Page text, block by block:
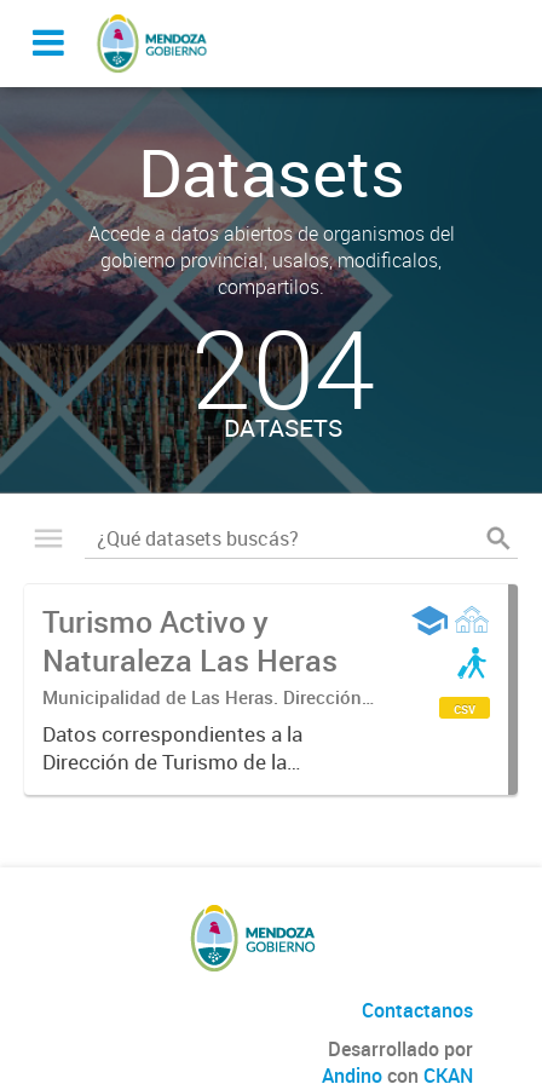
Datasets
Accede a datos abiertos de organismos del
gobierno provincial, usalos, modificalos,
compartilos.
204
DATASETS
Turismo Activo y
Naturaleza Las Heras
Municipalidad de Las Heras. Dirección
de Turismo
Datos correspondientes a la
Dirección de Turismo de la
Municipalidad de Las Heras sobre
csv
Contactanos
Desarrollado por
Andinocon CKAN